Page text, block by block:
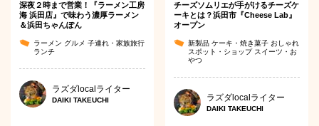
深夜２時まで営業！『ラーメン工房
海 浜田店』で味わう濃厚ラーメン
＆浜田ちゃんぽん
ラーメン グルメ 子連れ・家族旅行
ランチ
ラズダlocalライター
DAIKI TAKEUCHI
チーズソムリエが手がけるチーズケ
ーキとは？浜田市『Cheese Lab』
オープン
新製品ケーキ・焼き菓子 おしゃれ
スポット・ショップ スイーツ・お
やつ
ラズダlocalライター
DAIKI TAKEUCHI